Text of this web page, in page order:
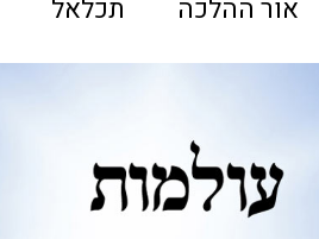
אור ההלכה תכלאל